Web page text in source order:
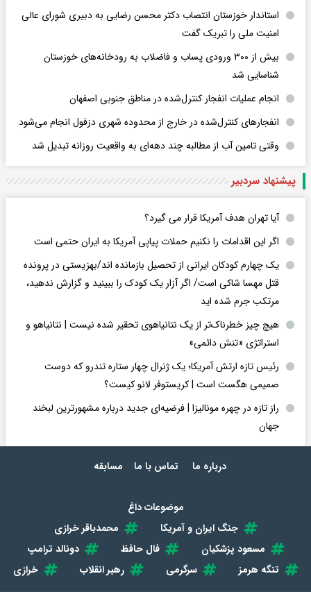
استاندار خوزستان انتصاب دکتر محسن رضایی به دبیری شورای عالی
امنیت ملی را تبریک گفت
بیش از ۳۰۰ ورودی پساب و فاضلاب به رودخانه‌های خوزستان
شناسایی شد
انجام عملیات انفجار کنترل‌شده در مناطق جنوبی اصفهان
انفجارهای کنترل‌شده در خارج از محدوده شهری دزفول انجام می‌شود
وقتی تامین آب از مطالبه چند دهه‌ای به واقعیت روزانه تبدیل شد
پیشنهاد سردبیر
آیا تهران هدف آمریکا قرار می گیرد؟
اگر این اقدامات را نکنیم حملات پیاپی آمریکا به ایران حتمی است
یک چهارم کودکان ایرانی از تحصیل بازمانده اند/بهزیستی در پرونده
قتل مهسا شاکی است/ اگر آزار یک کودک را ببینید و گزارش ندهید،
مرتکب جرم شده اید
هیچ چیز خطرناک‌تر از یک نتانیاهوی تحقیر شده نیست | نتانیاهو و
استراتژی «تنش دائمی»
رئیس تازه ارتش آمریکا؛ یک ژنرال چهار ستاره تندرو که دوست
صمیمی هگست است | کریستوفر لانو کیست؟
راز تازه در چهره مونالیزا | فرضیه‌ای جدید درباره مشهورترین لبخند
جهان
درباره ما تماس با ما مسابقه
موضوعات داغ
جنگ ایران و آمریکا
محمدباقر خرازی
مسعود پزشکیان
فال حافظ
دونالد ترامپ
تنگه هرمز
سرگرمی رهبر انقلاب
خرازی